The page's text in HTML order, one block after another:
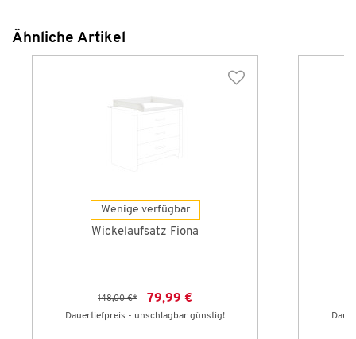
Ähnliche Artikel
Wenige verfügbar
Wickelaufsatz Fiona
148,00 €* 79,99 €
Dauertiefpreis - unschlagbar günstig!